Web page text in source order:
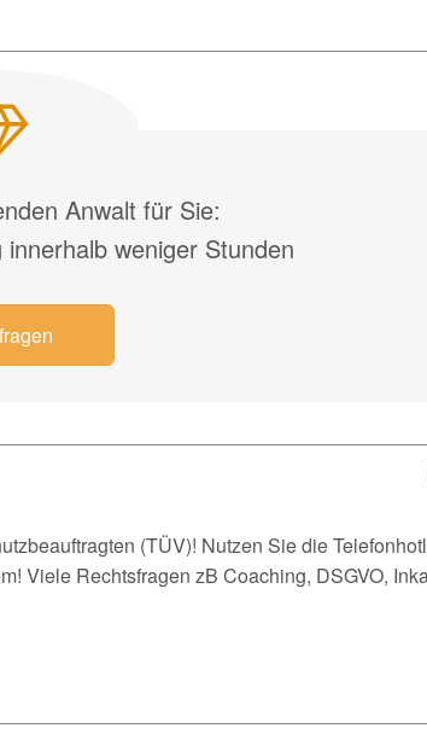
Anwalt für Sie:
weniger Stunden
(TÜV)! Nutzen Sie die
Viele Rechtsfragen zB Coaching, DSGVO,